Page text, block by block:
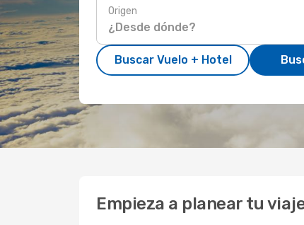
Origen
Buscar Vuelo + Hotel
Empieza a planear tu